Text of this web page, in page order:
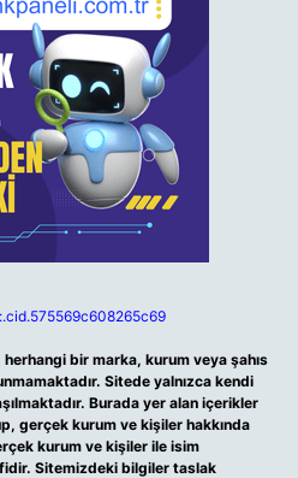
bir marka, kurum veya şahıs
Sitede yalnızca kendi
Burada yer alan içerikler
gerçek kurum ve kişiler hakkında
kurum ve kişiler ile isim
Sitemizdeki bilgiler taslak